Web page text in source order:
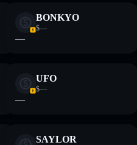
BONKYO
$—
—
UFO
$—
—
SAYLOR